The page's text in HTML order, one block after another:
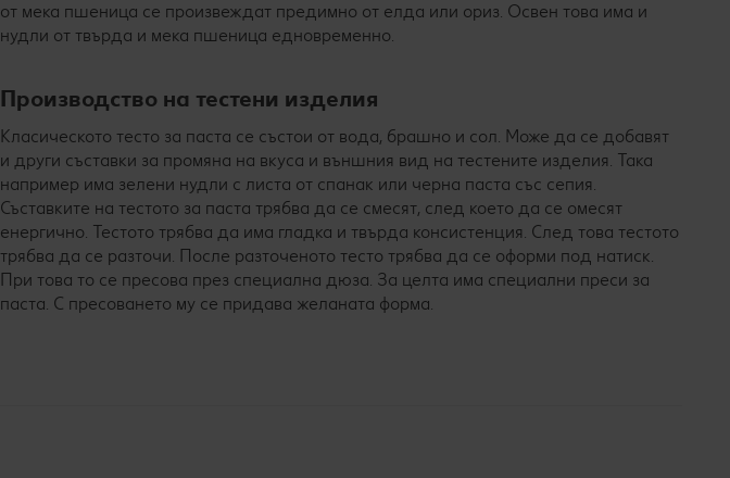
от мека пшеница се произвеждат предимно от елда или ориз. Освен това има и
нудли от твърда и мека пшеница едновременно.
Производство на тестени изделия
Класическото тесто за паста се състои от вода, брашно и сол. Може да се добавят
и други съставки за промяна на вкуса и външния вид на тестените изделия. Така
например има зелени нудли с листа от спанак или черна паста със сепия.
Съставките на тестото за паста трябва да се смесят, след което да се омесят
енергично. Тестото трябва да има гладка и твърда консистенция. След това тестото
трябва да се разточи. После разточеното тесто трябва да се оформи под натиск.
При това то се пресова през специална дюза. За целта има специални преси за
паста. С пресоването му се придава желаната форма.